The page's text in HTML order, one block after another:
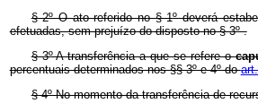
§ 2º O ato referido no § 1º deverá
efetuadas, sem prejuízo do disposto no § 3º .
§ 3º A transferência a que se refere o
percentuais determinados nos §§ 3º e 4º do
§ 4º No momento da transferência de